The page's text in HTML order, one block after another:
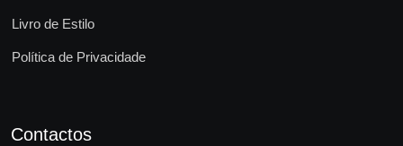
Livro de Estilo
Política de Privacidade
Contactos